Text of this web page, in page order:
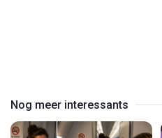
Nog meer interessants